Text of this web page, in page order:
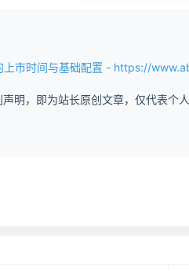
市时间与基础配置 - https://
明，即为站长原创文章，仅代表个